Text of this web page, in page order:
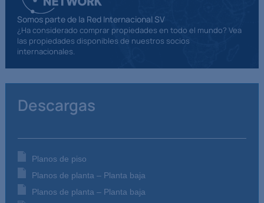
Somos parte de la Red Internacional SV
¿Ha considerado comprar propiedades en todo el mundo? Vea
las propiedades disponibles de nuestros socios
internacionales.
Descargas
Planos de piso
Planos de planta – Planta baja
Planos de planta – Planta baja